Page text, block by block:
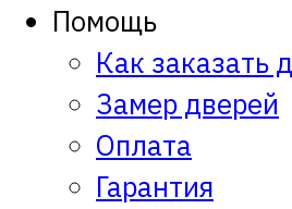
Помощь
Как заказать
Замер дверей
Оплата
Гарантия